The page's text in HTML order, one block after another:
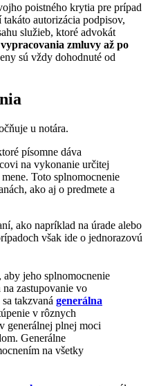
poistného krytia pre prípad
autorizácia podpisov,
služieb, ktoré advokát
vypracovania zmluvy až po
sú vždy dohodnuté od
u notára.
písomne dáva
na vykonanie určitej
Toto splnomocnenie
ako aj o predmete a
ako napríklad na úrade alebo
však ide o jednorazovú
jeho splnomocnenie
zastupovanie vo
takzvaná generálna
v rôznych
generálnej plnej moci
Generálne
na všetky